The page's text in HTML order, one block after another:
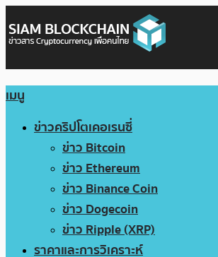
เมนู
ข่าวคริปโตเคอเรนซี่
ข่าว Bitcoin
ข่าว Ethereum
ข่าว Binance Coin
ข่าว Dogecoin
ข่าว Ripple (XRP)
ราคาและการวิเคราะห์